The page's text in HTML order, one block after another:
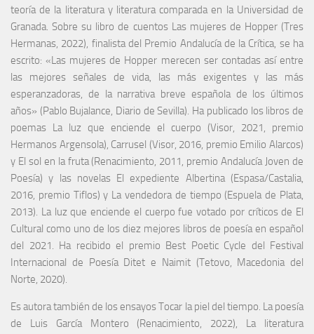
teoría de la literatura y literatura comparada en la Universidad de
Granada. Sobre su libro de cuentos Las mujeres de Hopper (Tres
Hermanas, 2022), finalista del Premio Andalucía de la Crítica, se ha
escrito: «Las mujeres de Hopper merecen ser contadas así entre
las mejores señales de vida, las más exigentes y las más
esperanzadoras, de la narrativa breve española de los últimos
años» (Pablo Bujalance, Diario de Sevilla). Ha publicado los libros de
poemas La luz que enciende el cuerpo (Visor, 2021, premio
Hermanos Argensola), Carrusel (Visor, 2016, premio Emilio Alarcos)
y El sol en la fruta (Renacimiento, 2011, premio Andalucía Joven de
Poesía) y las novelas El expediente Albertina (Espasa/Castalia,
2016, premio Tiflos) y La vendedora de tiempo (Espuela de Plata,
2013). La luz que enciende el cuerpo fue votado por críticos de El
Cultural como uno de los diez mejores libros de poesía en español
del 2021. Ha recibido el premio Best Poetic Cycle del Festival
Internacional de Poesía Ditet e Naimit (Tetovo, Macedonia del
Norte, 2020).
Es autora también de los ensayos Tocar la piel del tiempo. La poesía
de Luis García Montero (Renacimiento, 2022), La literatura